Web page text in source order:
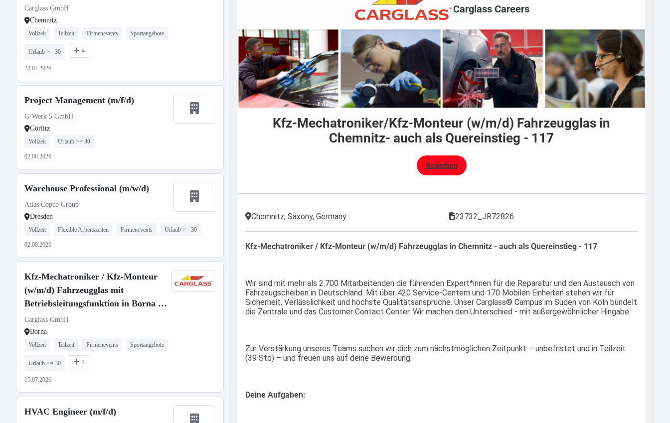
Carglass GmbH
Chemnitz
Vollzeit Teilzeit Firmenevents Sportangebote
Urlaub >= 30 4
23.07.2026
Project Management (m/f/d)
G-Werk 5 GmbH
Görlitz
Vollzeit Urlaub >= 30
02.08.2026
Warehouse Professional (m/w/d)
Atlas Copco Group
Dresden
Vollzeit Flexible Arbeitszeiten Firmenevents Urlaub >= 30
02.08.2026
Kfz-Mechatroniker / Kfz-Monteur
(w/m/d) Fahrzeugglas mit
Betriebsleitungsfunktion in Borna -
3016
Carglass GmbH
Borna
Vollzeit Teilzeit Firmenevents Sportangebote
Urlaub >= 30 4
15.07.2026
HVAC Engineer (m/f/d)